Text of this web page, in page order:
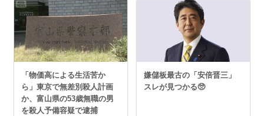
「物価高による生活苦か
ら」東京で無差別殺人計画
か、富山県の53歳無職の男
を殺人予備容疑で逮捕
嫌儲板最古の「安倍晋三」
スレが見つかる🥺